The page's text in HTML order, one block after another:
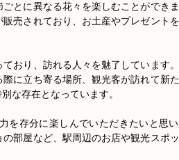
とに異なる花々を楽しむことができ
売されており、お土産やプレゼント
おり、訪れる人々を魅了しています
に立ち寄る場所、観光客が訪れて新
な存在となっています。
を存分に楽しんでいただきたいと思
部屋など、駅周辺のお店や観光スポ